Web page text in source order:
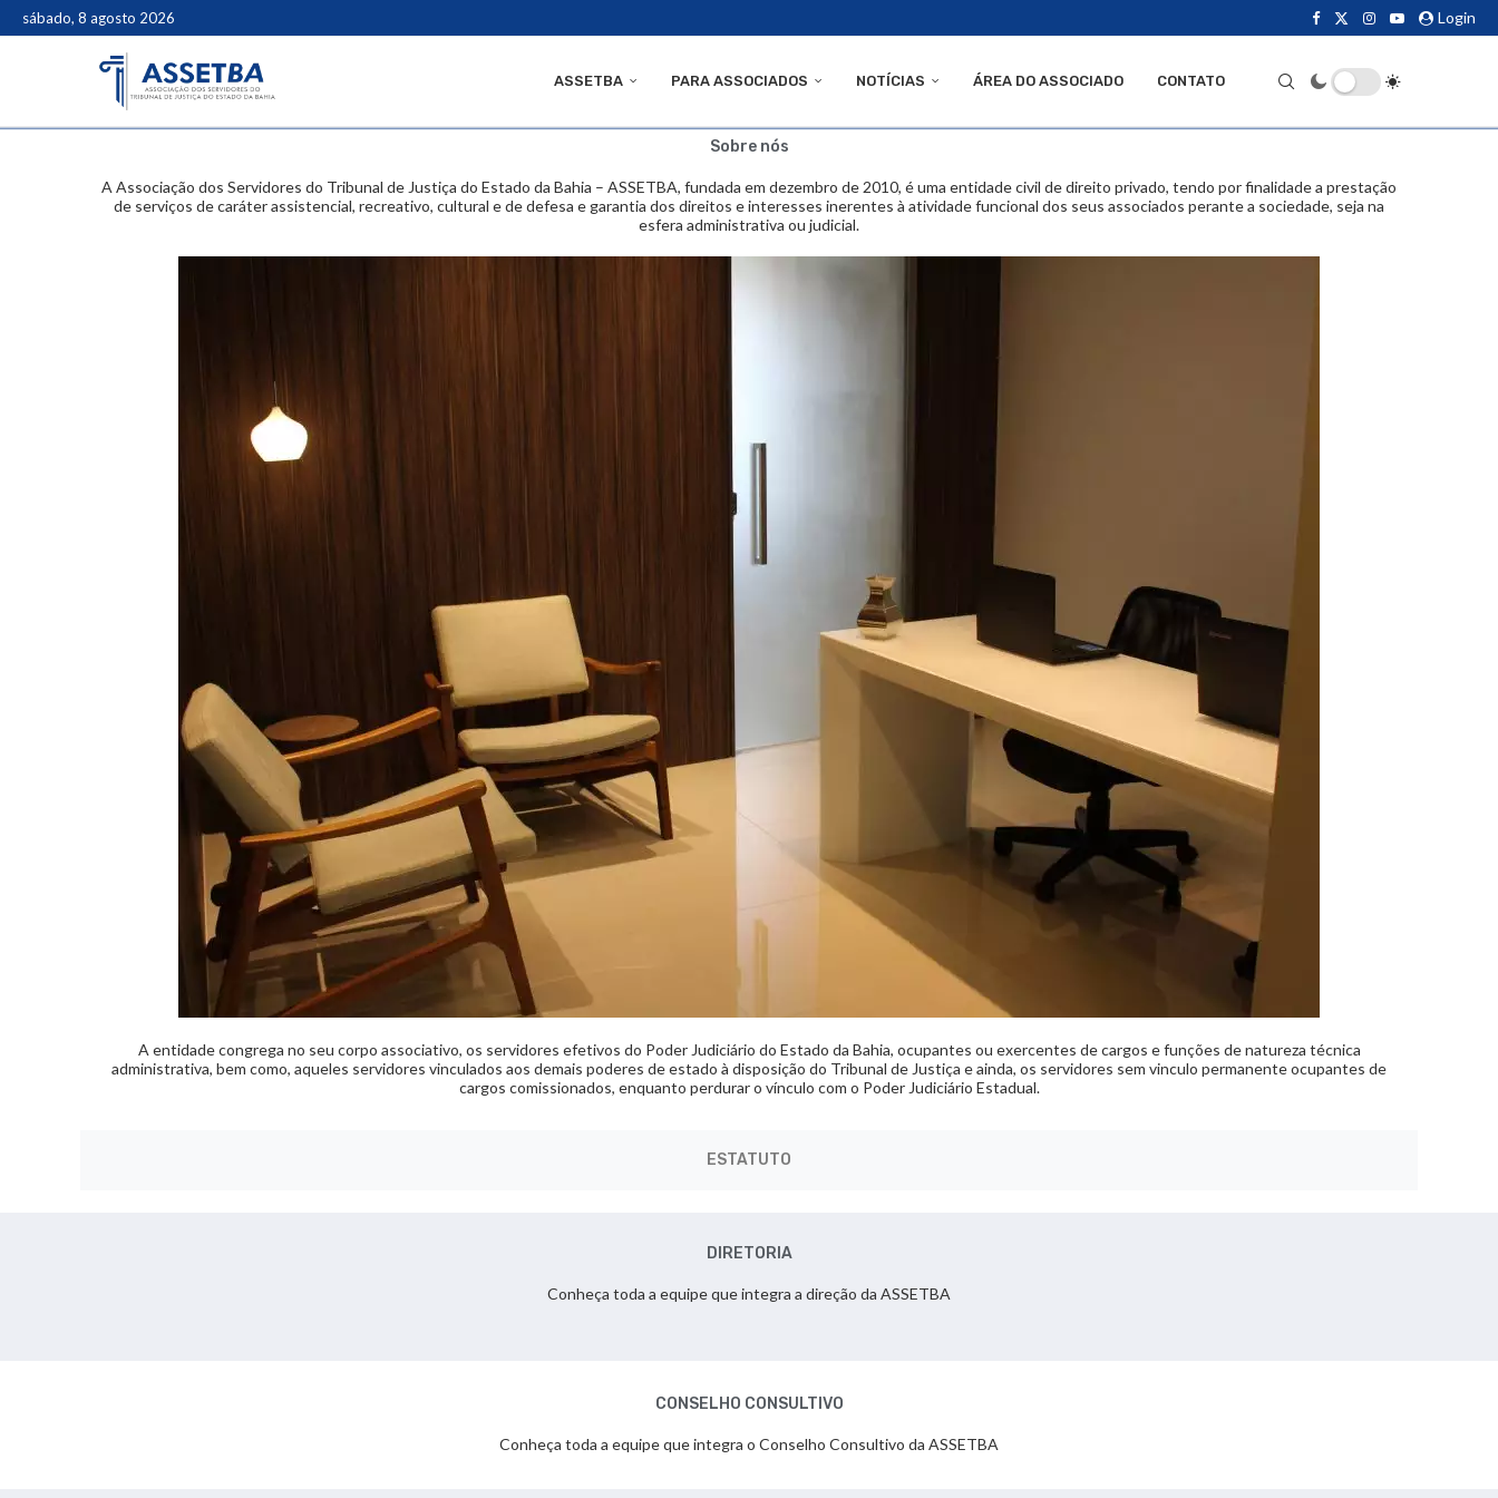
sábado, 8 agosto 2026 Login
ASSETBA PARA ASSOCIADOS NOTÍCIAS ÁREA DO ASSOCIADO CONTATO
Sobre nós
A Associação dos Servidores do Tribunal de Justiça do Estado da Bahia – ASSETBA, fundada em dezembro de 2010, é uma entidade civil de direito privado, tendo por finalidade a prestação
de serviços de caráter assistencial, recreativo, cultural e de defesa e garantia dos direitos e interesses inerentes à atividade funcional dos seus associados perante a sociedade, seja na
esfera administrativa ou judicial.
A entidade congrega no seu corpo associativo, os servidores efetivos do Poder Judiciário do Estado da Bahia, ocupantes ou exercentes de cargos e funções de natureza técnica
administrativa, bem como, aqueles servidores vinculados aos demais poderes de estado à disposição do Tribunal de Justiça e ainda, os servidores sem vinculo permanente ocupantes de
cargos comissionados, enquanto perdurar o vínculo com o Poder Judiciário Estadual.
ESTATUTO
DIRETORIA
Conheça toda a equipe que integra a direção da ASSETBA
CONSELHO CONSULTIVO
Conheça toda a equipe que integra o Conselho Consultivo da ASSETBA